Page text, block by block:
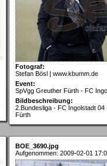
Fotograf:
Stefan Bösl | www.kbumm.de
Event:
SpVgg Greuther Fürth - FC
Bildbeschreibung:
2.Bundesliga - FC Ingolstadt
Fürth
BOE_3690.jpg
Aufgenommen: 2009-02-01